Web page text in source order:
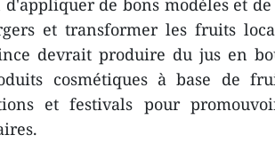
de bons modèles et
et transformer les fruits
devrait produire du jus en
cosmétiques à base de
et festivals pour